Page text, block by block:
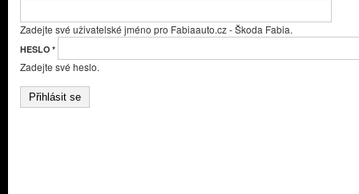
Zadejte své uživatelské jméno pro Fabiaauto.cz - Škoda Fabia.
HESLO *
Zadejte své heslo.